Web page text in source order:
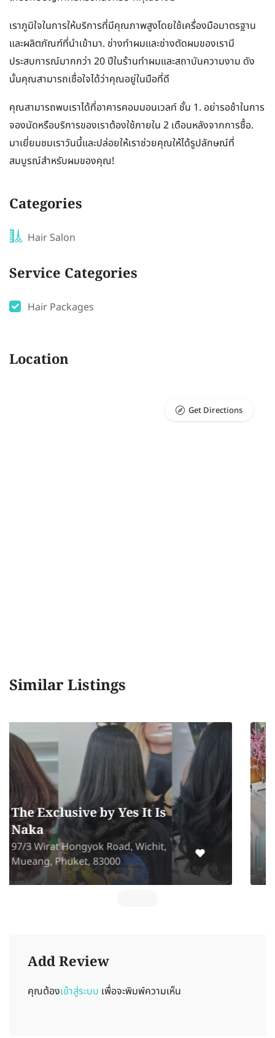
เราภูมิใจในการให้บริการที่มีคุณภาพสูงโดยใช้เครื่องมือมาตรฐาน
และผลิตภัณฑ์ที่นำเข้ามา. ช่างทำผมและช่างตัดผมของเรามี
ประสบการณ์มากกว่า 20 ปีในร้านทำผมและสถาบันความงาม ดัง
นั้นคุณสามารถเชื่อใจได้ว่าคุณอยู่ในมือที่ดี
คุณสามารถพบเราได้ที่อาคารคอมมอนเวลท์ ชั้น 1. อย่ารอช้าในการ
จองนัดหรือบริการของเราต้องใช้ภายใน 2 เดือนหลังจากการซื้อ.
มาเยี่ยมชมเราวันนี้และปล่อยให้เราช่วยคุณให้ได้รูปลักษณ์ที่
สมบูรณ์สำหรับผมของคุณ!
Categories
Hair Salon
Service Categories
Hair Packages
Location
Get Directions
Similar Listings
9 Beauty Salon
9 Ari Soi 1, Near BTS Ari,
Phahonyothin, Samsen Nai, Phaya
Thai, Bangkok 10400
Add Review
คุณต้องเข้าสู่ระบบ เพื่อจะพิมพ์ความเห็น